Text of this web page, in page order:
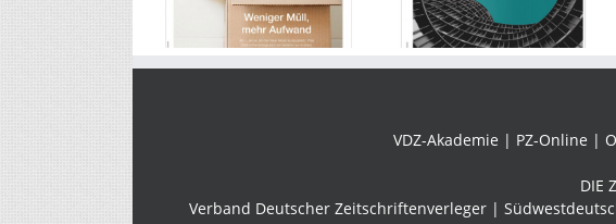
VDZ-Akademie | PZ-Online |
DIE
Verband Deutscher Zeitschriftenverleger |